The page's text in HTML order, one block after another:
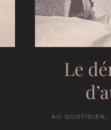
Le
AU QUOTIDIEN,